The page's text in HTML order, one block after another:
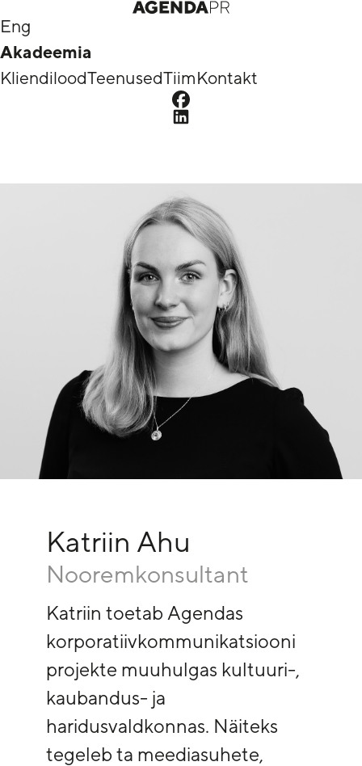
Eng
Akadeemia
KliendiloodTeenusedTiimKontakt
Katriin Ahu
Nooremkonsultant
Katriin toetab Agendas
korporatiivkommunikatsiooni
projekte muuhulgas kultuuri-,
kaubandus- ja
haridusvaldkonnas. Näiteks
tegeleb ta meediasuhete,